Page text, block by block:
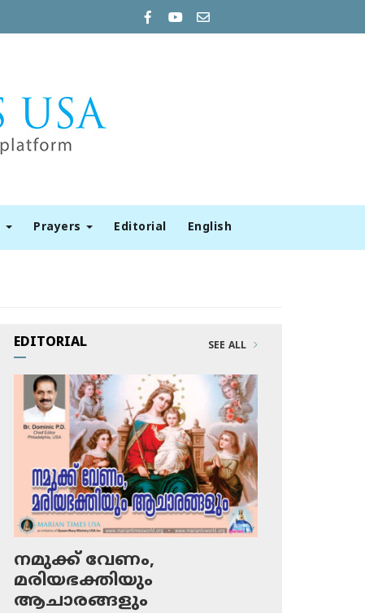
Prayers Editorial English
EDITORIAL SEE ALL
നമുക്ക് വേണം,
മരിയഭക്തിയും
ആചാരങ്ങളും